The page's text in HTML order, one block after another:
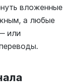
вложенные
а любые
или